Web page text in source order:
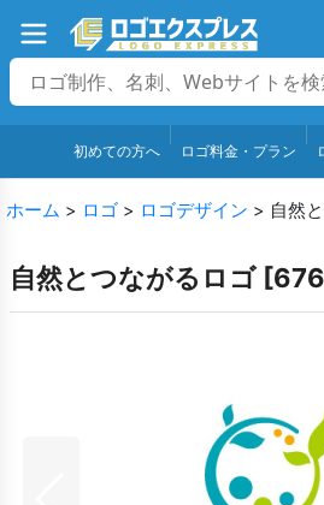
初めての方へ ロゴ料金・プラン
ホーム > ロゴ > ロゴデザイン > 自然
自然とつながるロゴ [